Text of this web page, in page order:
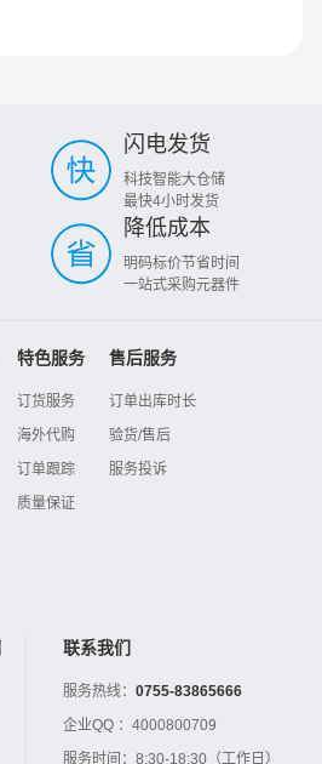
闪电发货
科技智能大仓储
最快4小时发货
降低成本
明码标价节省时间
一站式采购元器件
特色服务
订货服务
海外代购
订单跟踪
质量保证
售后服务
订单出库时长
验货/售后
服务投诉
联系我们
服务热线： 0755-83865666
企业QQ ： 4000800709
服务时间： 8:30-18:30（工作日）